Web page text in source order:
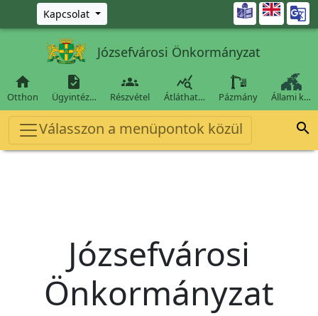
Ugrás a fő tartalomra
Kapcsolat 
Józsefvárosi Önkormányzat

Otthon

Ügyintéz…

Részvétel

Átláthat… Pázmány Állami k…
Válasszon a menüpontok közül 
Józsefvárosi
Önkormányzat